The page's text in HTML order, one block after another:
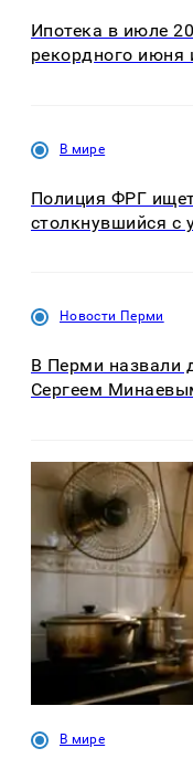
Ипотека в июле
рекордного июня
В мире
Полиция ФРГ
столкнувшийся с
Новости Перми
В Перми назвали
Сергеем
В мире